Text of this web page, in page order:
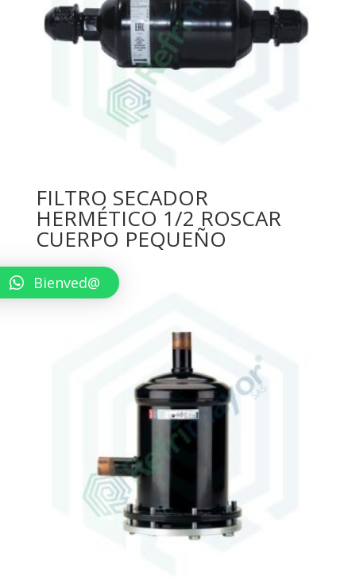
FILTRO SECADOR
HERMÉTICO 1/2 ROSCAR
CUERPO PEQUEÑO
Bienved@